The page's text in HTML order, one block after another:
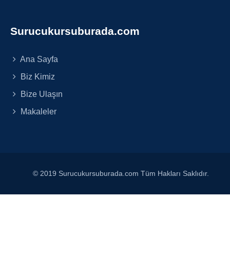
Surucukursuburada.com
Ana Sayfa
Biz Kimiz
Bize Ulaşın
Makaleler
© 2019 Surucukursuburada.com Tüm Hakları Saklıdır.